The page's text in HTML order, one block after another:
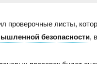
Почтовая, д.26В, стр.2,
(м. Электрозаводская)
проверочные листы,
безопасности,